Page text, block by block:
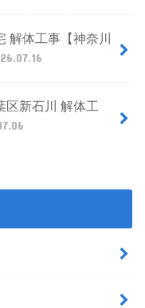
解体工事【神奈川
区新石川 解体工